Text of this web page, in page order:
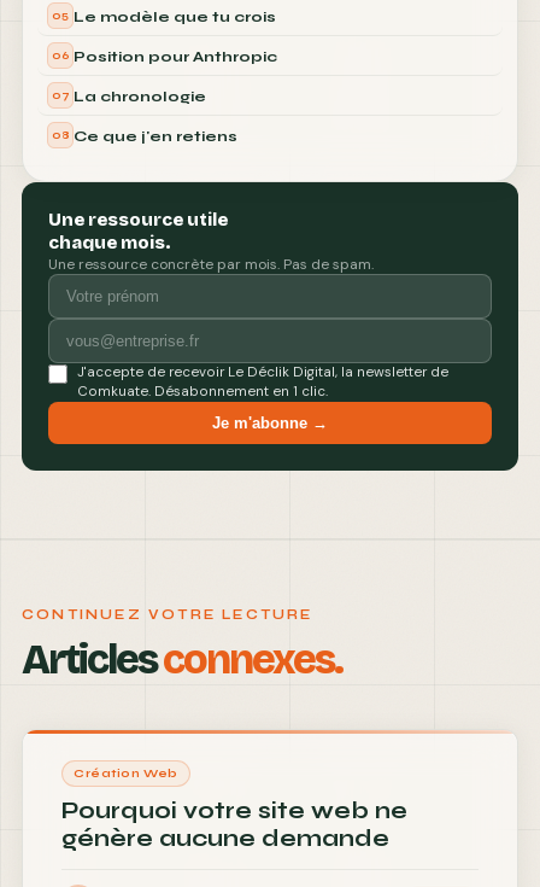
05 Le modèle que tu crois
06 Position pour Anthropic
07 La chronologie
08 Ce que j'en retiens
Une ressource utile
chaque mois.
Une ressource concrète par mois. Pas de spam.
J'accepte de recevoir Le Déclik Digital, la newsletter de
Comkuate. Désabonnement en 1 clic.
Je m'abonne →
CONTINUEZ VOTRE LECTURE
Articlesconnexes.
Création Web
Pourquoi votre site web ne
génère aucune demande